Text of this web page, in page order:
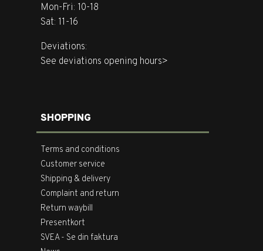
Mon-Fri: 10-18
Sat: 11-16
Deviations:
See deviations opening hours>
SHOPPING
Terms and conditions
Customer service
Shipping & delivery
Complaint and return
Return waybill
Presentkort
SVEA - Se din faktura